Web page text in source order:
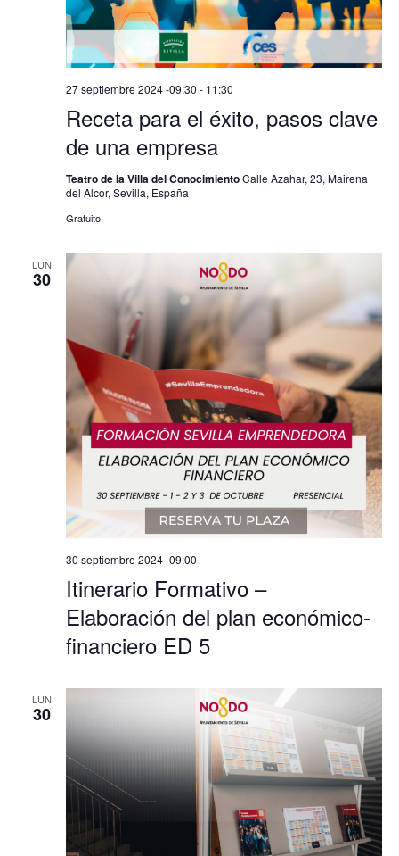
Receta para el éxito, pasos clave
de una empresa
27 septiembre 2024 -09:30 - 11:30
Teatro de la Villa del ConocimientoCalle Azahar, 23, Mairena
del Alcor, Sevilla, España
Gratuito
LUN
30
Itinerario Formativo –
Elaboración del plan económico-
financiero ED 5
30 septiembre 2024 -09:00
LUN
30